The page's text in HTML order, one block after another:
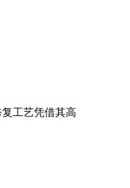
工艺凭借其高